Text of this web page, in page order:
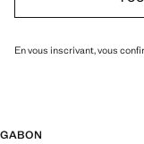
En vous inscrivant, vous
GABON